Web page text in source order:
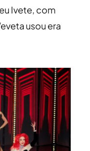
Ivete, com
usou era